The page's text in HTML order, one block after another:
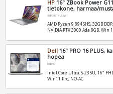
HP 16" ZBook Power
tietokone, harmaa/
98P09ET#UUW
AMD Ryzen 9 8945HS, 32GB
NVIDIA RTX 3000 Ada 8GB, Win
Dell 16" PRO 16 PLUS,
hopea
R80KK
Intel Core Ultra 5-235U, 16"
Win11 Pro, NO-AC